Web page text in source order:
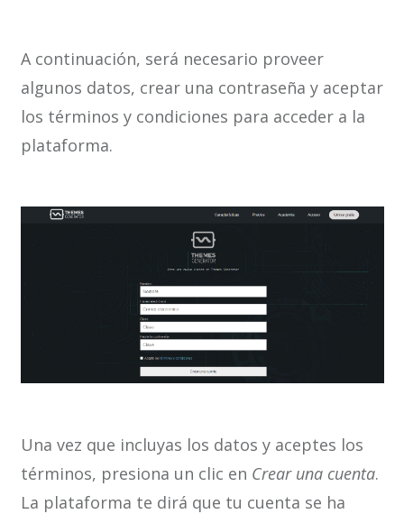
A continuación, será necesario proveer
algunos datos, crear una contraseña y aceptar
los términos y condiciones para acceder a la
plataforma.
Una vez que incluyas los datos y aceptes los
términos, presiona un clic en Crear una cuenta.
La plataforma te dirá que tu cuenta se ha